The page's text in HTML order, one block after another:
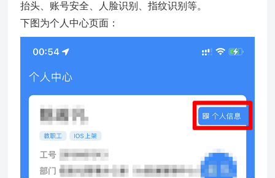
抬头、账号安全、人脸识别、指纹识别等。
下图为个人中心页面：